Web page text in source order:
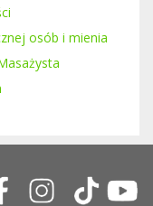
osób i mienia